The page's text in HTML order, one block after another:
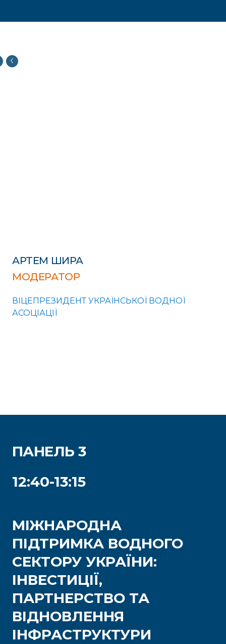
АРТЕМ ШИРА
МОДЕРАТОР
ВІЦЕПРЕЗИДЕНТ УКРАЇНСЬКОЇ ВОДНОЇ
АСОЦІАЦІЇ
ПАНЕЛЬ 3
12:40-13:15
МІЖНАРОДНА
ПІДТРИМКА ВОДНОГО
СЕКТОРУ УКРАЇНИ:
ІНВЕСТИЦІЇ,
ПАРТНЕРСТВО ТА
ВІДНОВЛЕННЯ
ІНФРАСТРУКТУРИ